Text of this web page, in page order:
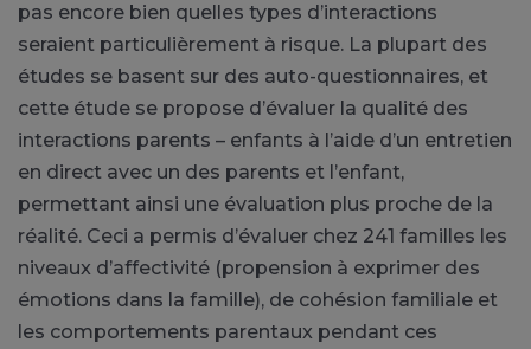
pas encore bien quelles types d’interactions
seraient particulièrement à risque. La plupart des
études se basent sur des auto-questionnaires, et
cette étude se propose d’évaluer la qualité des
interactions parents – enfants à l’aide d’un entretien
en direct avec un des parents et l’enfant,
permettant ainsi une évaluation plus proche de la
réalité. Ceci a permis d’évaluer chez 241 familles les
niveaux d’affectivité (propension à exprimer des
émotions dans la famille), de cohésion familiale et
les comportements parentaux pendant ces